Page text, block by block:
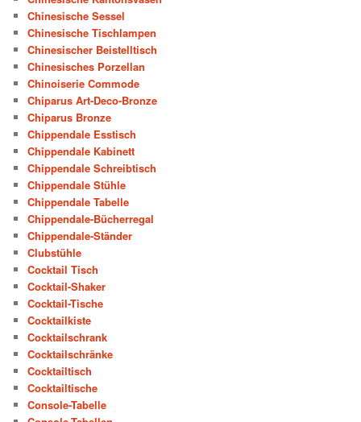
Chinesische Sessel
Chinesische Tischlampen
Chinesischer Beistelltisch
Chinesisches Porzellan
Chinoiserie Commode
Chiparus Art-Deco-Bronze
Chiparus Bronze
Chippendale Esstisch
Chippendale Kabinett
Chippendale Schreibtisch
Chippendale Stühle
Chippendale Tabelle
Chippendale-Bücherregal
Chippendale-Ständer
Clubstühle
Cocktail Tisch
Cocktail-Shaker
Cocktail-Tische
Cocktailkiste
Cocktailschrank
Cocktailschränke
Cocktailtisch
Cocktailtische
Console-Tabelle